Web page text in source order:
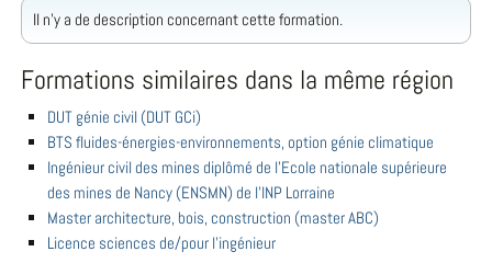
Il n'y a de description concernant cette formation.
Formations similaires dans la même région
DUT génie civil (DUT GCi)
BTS fluides-énergies-environnements, option génie climatique
Ingénieur civil des mines diplômé de l'Ecole nationale supérieure
des mines de Nancy (ENSMN) de l'INP Lorraine
Master architecture, bois, construction (master ABC)
Licence sciences de/pour l'ingénieur